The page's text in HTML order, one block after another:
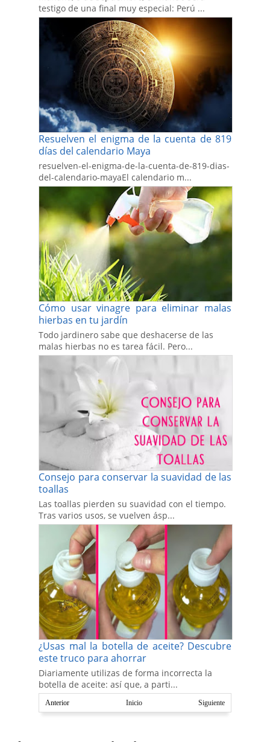
testigo de una final muy especial: Perú ...
Resuelven el enigma de la cuenta de 819
días del calendario Maya
resuelven-el-enigma-de-la-cuenta-de-819-dias-
del-calendario-mayaEl calendario m...
Cómo usar vinagre para eliminar malas
hierbas en tu jardín
Todo jardinero sabe que deshacerse de las
malas hierbas no es tarea fácil. Pero...
Consejo para conservar la suavidad de las
toallas
Las toallas pierden su suavidad con el tiempo.
Tras varios usos, se vuelven ásp...
¿Usas mal la botella de aceite? Descubre
este truco para ahorrar
Diariamente utilizas de forma incorrecta la
botella de aceite: así que, a parti...
Anterior Siguiente
Inicio